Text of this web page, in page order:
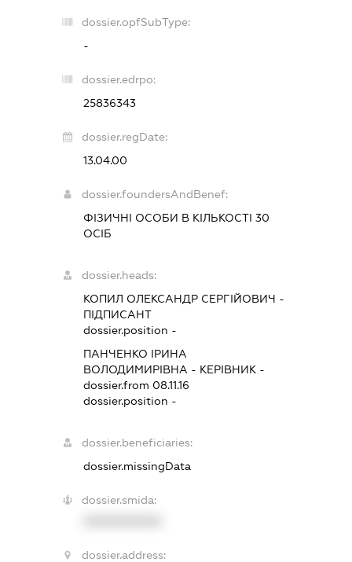
dossier.opfSubType:
-
dossier.edrpo:
25836343
dossier.regDate:
13.04.00
dossier.foundersAndBenef:
ФІЗИЧНІ ОСОБИ В КІЛЬКОСТІ 30
ОСІБ
dossier.heads:
КОПИЛ ОЛЕКСАНДР СЕРГІЙОВИЧ -
ПІДПИСАНТ
dossier.position -
ПАНЧЕНКО ІРИНА
ВОЛОДИМИРІВНА - КЕРІВНИК -
dossier.from 08.11.16
dossier.position -
dossier.beneficiaries:
dossier.missingData
dossier.smida:
dossier.address: